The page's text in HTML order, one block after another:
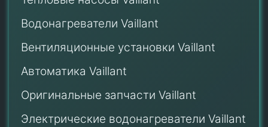
Водонагреватели Vaillant
Вентиляционные установки Vaillant
Автоматика Vaillant
Оригинальные запчасти Vaillant
Электрические водонагреватели Vaillant